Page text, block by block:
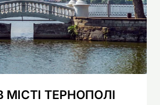
ТЕРНОПОЛІ